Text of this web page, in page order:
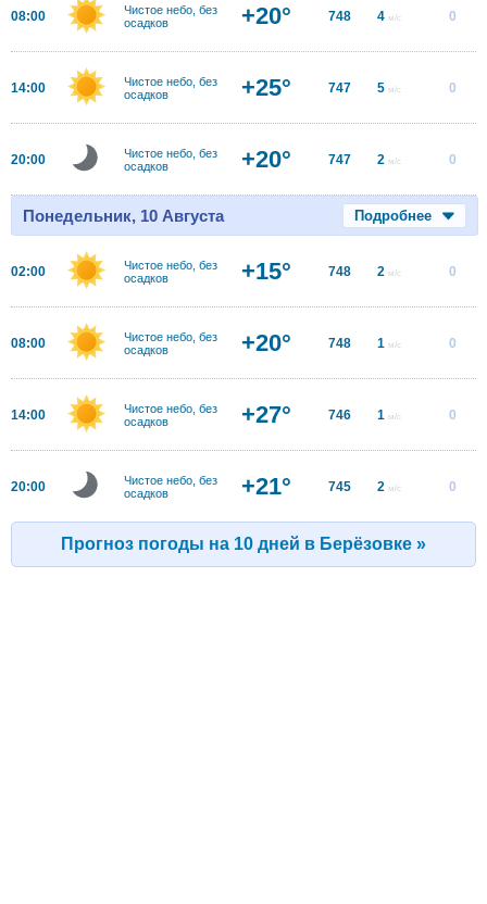
08:00
Чистое небо, без
осадков
+20° 748 4 м/с 0
14:00
Чистое небо, без
осадков
+25° 747 5 м/с 0
20:00
Чистое небо, без
осадков
+20° 747 2 м/с 0
Понедельник, 10 Августа Подробнее
02:00
Чистое небо, без
осадков
+15° 748 2 м/с 0
08:00
Чистое небо, без
осадков
+20° 748 1 м/с 0
14:00
Чистое небо, без
осадков
+27° 746 1 м/с 0
20:00
Чистое небо, без
осадков
+21° 745 2 м/с 0
Прогноз погоды на 10 дней в Берёзовке »